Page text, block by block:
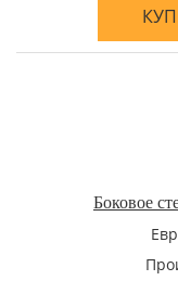
Боковое